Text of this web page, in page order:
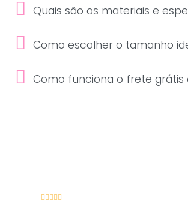
Quais são os materiais e
Como escolher o tamanho
Como funciona o frete grátis